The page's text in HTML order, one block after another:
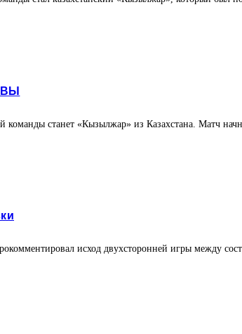
станет «Кызылжар» из Казахстана. Матч
исход двухсторонней игры между